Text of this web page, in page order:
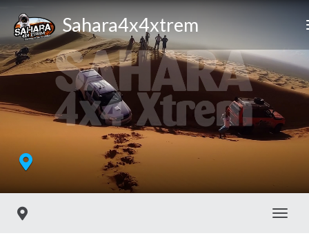
Sahara4x4xtrem